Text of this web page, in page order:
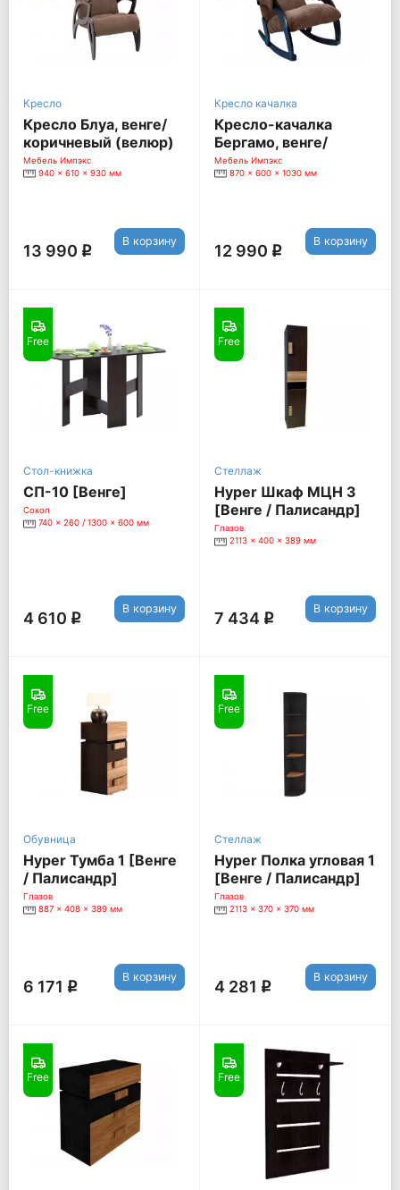
Кресло
Кресло Блуа, венге/
коричневый (велюр)
Мебель Импэкс
940 x 610 x 930 мм
13 990 q
В корзину
Кресло качалка
Кресло-качалка
Бергамо, венге/
коричневый (велюр)
Мебель Импэкс
870 x 600 x 1030 мм
12 990 q
В корзину
Free
Стол-книжка
СП-10 [Венге]
Сокол
740 x 260 / 1300 x 600 мм
4 610 q
В корзину
Free
Стеллаж
Hyper Шкаф МЦН 3
[Венге / Палисандр]
Глазов
2113 x 400 x 389 мм
7 434 q
В корзину
Free
Обувница
Hyper Тумба 1 [Венге
/ Палисандр]
Глазов
887 x 408 x 389 мм
6 171 q
В корзину
Free
Стеллаж
Hyper Полка угловая 1
[Венге / Палисандр]
Глазов
2113 x 370 x 370 мм
4 281 q
В корзину
Free Free